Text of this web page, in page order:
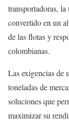
transportadoras,
convertido en un
de las flotas y
colombianas.
Las exigencias de
toneladas de
soluciones que
maximizar su